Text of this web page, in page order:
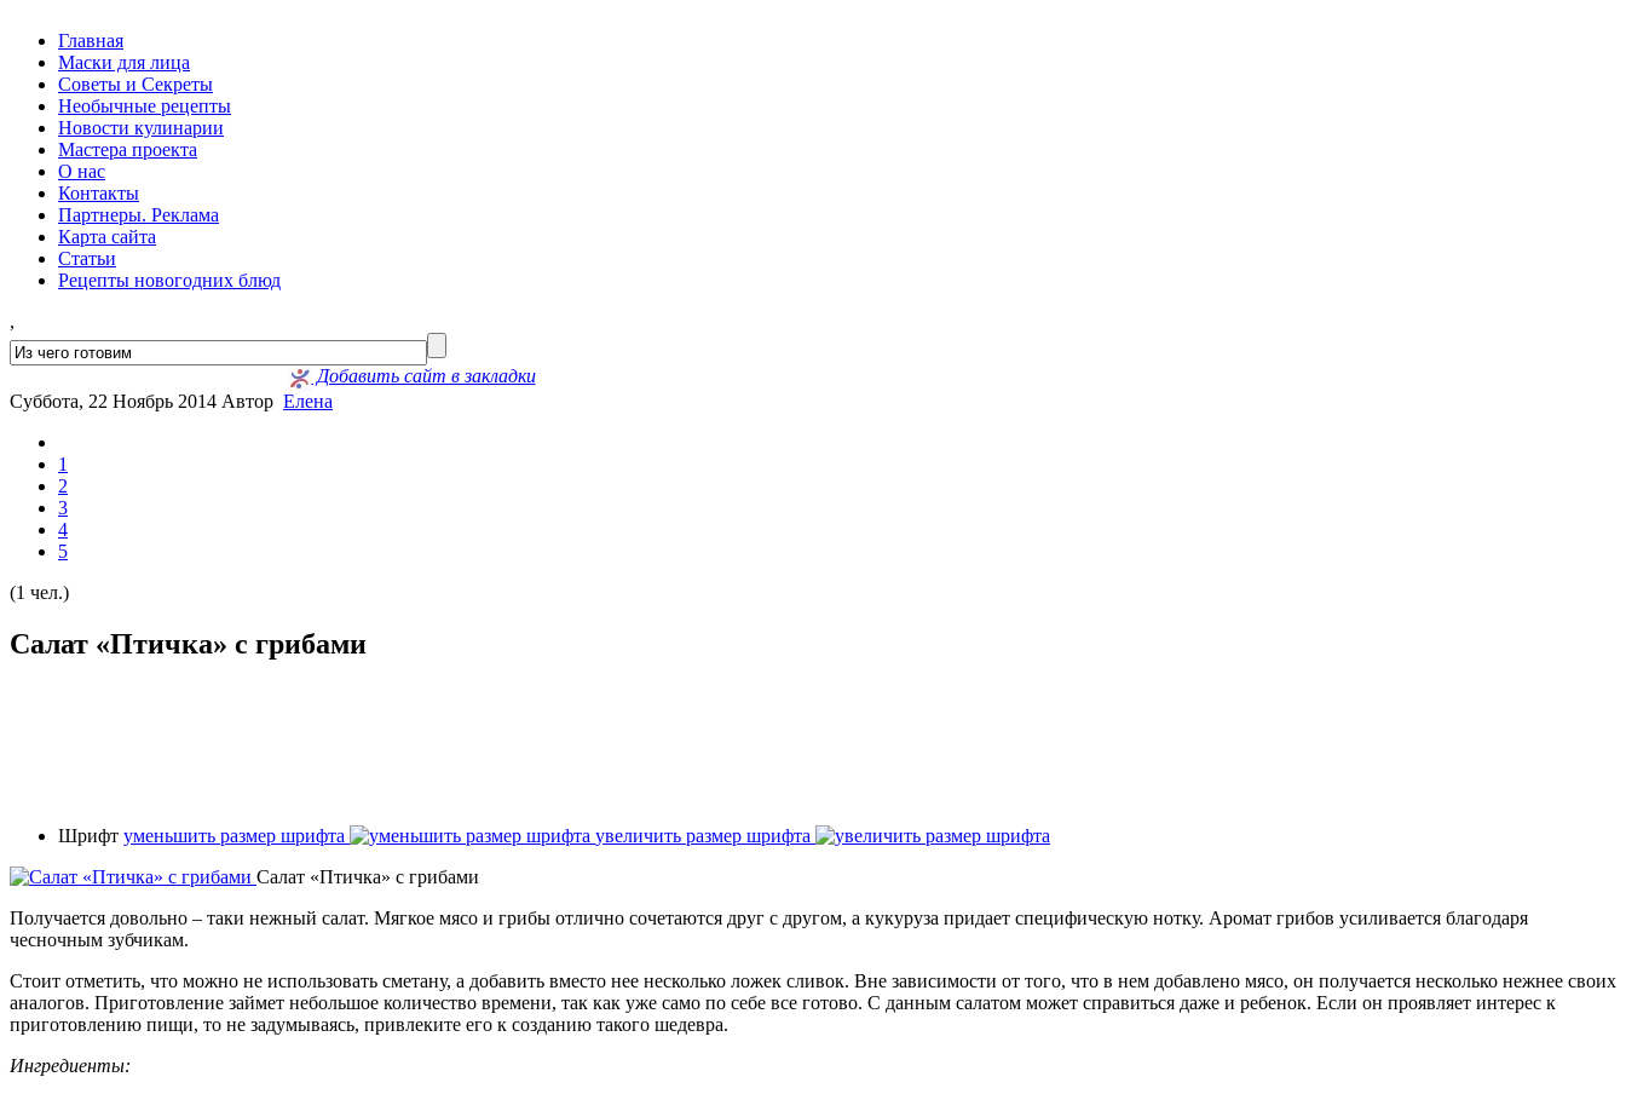
Главная
Маски для лица
Советы и Секреты
Необычные рецепты
Новости кулинарии
Мастера проекта
О нас
Контакты
Партнеры. Реклама
Карта сайта
Статьи
Рецепты новогодних блюд
,
Добавить сайт в закладки
Суббота, 22 Ноябрь 2014 Автор Елена
1
2
3
4
5
(1 чел.)
Салат «Птичка» с грибами
Шрифт уменьшить размер шрифта
увеличить размер шрифта
Салат «Птичка» с грибами
Получается довольно – таки нежный салат. Мягкое мясо и грибы отлично сочетаются друг с другом, а кукуруза придает специфическую нотку. Аромат грибов усиливается благодаря
чесночным зубчикам.
Стоит отметить, что можно не использовать сметану, а добавить вместо нее несколько ложек сливок. Вне зависимости от того, что в нем добавлено мясо, он получается несколько нежнее своих
аналогов. Приготовление займет небольшое количество времени, так как уже само по себе все готово. С данным салатом может справиться даже и ребенок. Если он проявляет интерес к
приготовлению пищи, то не задумываясь, привлеките его к созданию такого шедевра.
Ингредиенты: